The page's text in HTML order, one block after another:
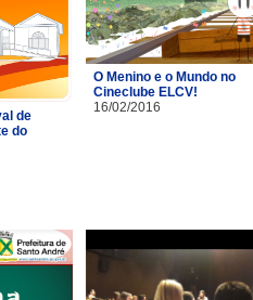
de
do
O Menino e o Mundo no
Cineclube ELCV!
16/02/2016